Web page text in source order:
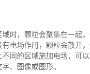
域时，颗粒会聚集在一起
电场作用，颗粒会散开
不同的区域施加电场，可
、图像或图形。